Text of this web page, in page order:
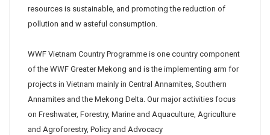
resources is sustainable, and promoting the reduction of
pollution and w asteful consumption.
WWF Vietnam Country Programme is one country component
of the WWF Greater Mekong and is the implementing arm for
projects in Vietnam mainly in Central Annamites, Southern
Annamites and the Mekong Delta. Our major activities focus
on Freshwater, Forestry, Marine and Aquaculture, Agriculture
and Agroforestry, Policy and Advocacy